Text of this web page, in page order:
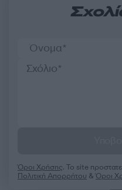
Όροι Χρήσης. Το site
Πολιτική Απορρήτου &Όροι